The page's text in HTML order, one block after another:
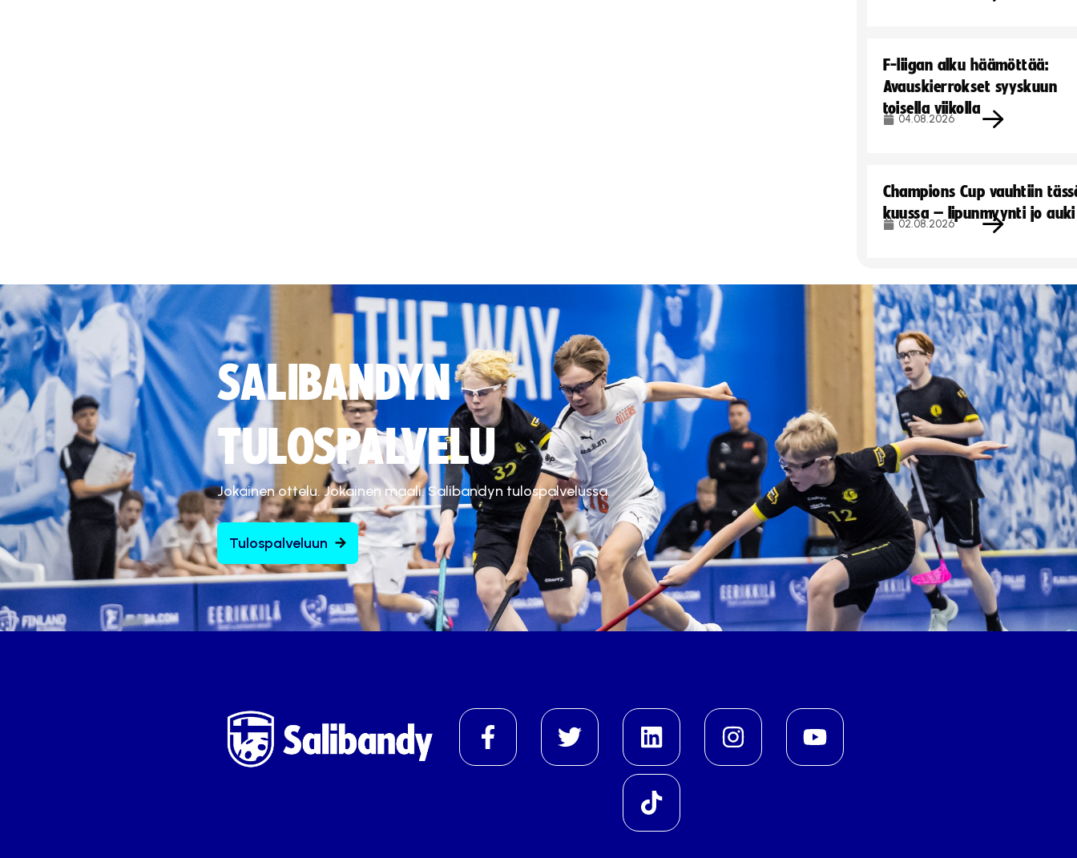
F-liigan alku häämöttää:
Avauskierrokset syyskuun
toisella viikolla
04.08.2026
Champions Cup vauhtiin
kuussa – lipunmyynti jo auki
02.08.2026
SALIBANDYN
TULOSPALVELU
Jokainen ottelu. Jokainen maali. Salibandyn tulospalvelussa.
Tulospalveluun